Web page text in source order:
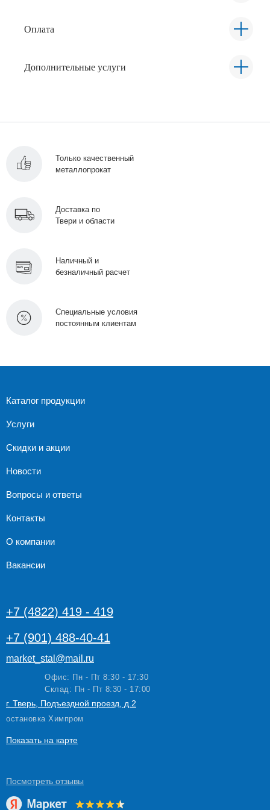
Оплата
Дополнительные услуги
Только качественный
металлопрокат
Доставка по
Твери и области
Специальные условия
постоянным клиентам
Наличный и
безналичный расчет
Каталог продукции
Услуги
Скидки и акции
Новости
Вопросы и ответы
Контакты
О компании
Вакансии
+7 (4822) 419 - 419
+7 (901) 488-40-41
Офис: Пн - Пт 8:30 - 17:30
Склад: Пн - Пт 8:30 - 17:00
остановка Химпром
market_stal@mail.ru
Показать на карте
г. Тверь, Подъездной проезд, д.2
Посмотреть отзывы